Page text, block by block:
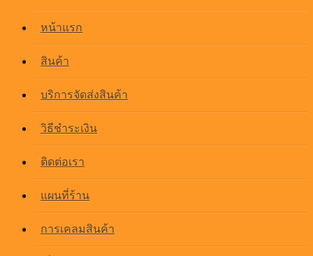
หน้าแรก
สินค้า
บริการจัดส่งสินค้า
วิธีชำระเงิน
ติดต่อเรา
แผนที่ร้าน
การเคลมสินค้า